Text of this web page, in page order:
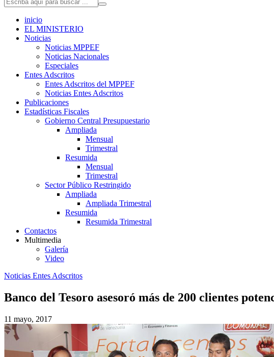
inicio
EL MINISTERIO
Noticias
Noticias MPPEF
Noticias Nacionales
Especiales
Entes Adscritos
Entes Adscritos del MPPEF
Noticias Entes Adscritos
Publicaciones
Estadísticas Fiscales
Gobierno Central Presupuestario
Ampliada
Mensual
Trimestral
Resumida
Mensual
Trimestral
Sector Público Restringido
Ampliada
Ampliada Trimestral
Resumida
Resumida Trimestral
Contactos
Multimedia
Galería
Video
Noticias Entes Adscritos
Banco del Tesoro asesoró más de 200 clientes
11 mayo, 2017